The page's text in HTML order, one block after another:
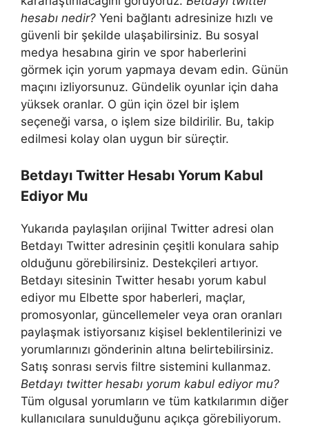
hesabı nedir? Yeni bağlantı adresinize hızlı ve
güvenli bir şekilde ulaşabilirsiniz. Bu sosyal
medya hesabına girin ve spor haberlerini
görmek için yorum yapmaya devam edin. Günün
maçını izliyorsunuz. Gündelik oyunlar için daha
yüksek oranlar. O gün için özel bir işlem
seçeneği varsa, o işlem size bildirilir. Bu, takip
edilmesi kolay olan uygun bir süreçtir.
Betdayı Twitter Hesabı Yorum Kabul
Ediyor Mu
Yukarıda paylaşılan orijinal Twitter adresi olan
Betdayı Twitter adresinin çeşitli konulara sahip
olduğunu görebilirsiniz. Destekçileri artıyor.
Betdayı sitesinin Twitter hesabı yorum kabul
ediyor mu Elbette spor haberleri, maçlar,
promosyonlar, güncellemeler veya oran oranları
paylaşmak istiyorsanız kişisel beklentilerinizi ve
yorumlarınızı gönderinin altına belirtebilirsiniz.
Satış sonrası servis filtre sistemini kullanmaz.
Betdayı twitter hesabı yorum kabul ediyor mu?
Tüm olgusal yorumların ve tüm katkılarımın diğer
kullanıcılara sunulduğunu açıkça görebiliyorum.